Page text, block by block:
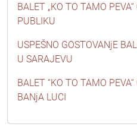
BALET „KO TO TAMO
PUBLIKU
USPEŠNO GOSTOVANjE
U SARAJEVU
BALET “KO TO TAMO
BANjA LUCI